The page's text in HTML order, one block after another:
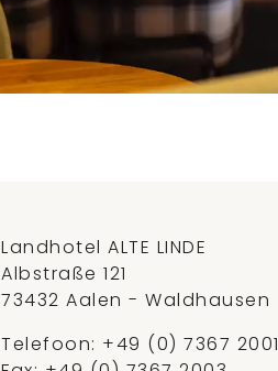
Landhotel ALTE LINDE
Albstraße 121
73432 Aalen - Waldhausen
Telefoon: +49 (0) 7367 2001